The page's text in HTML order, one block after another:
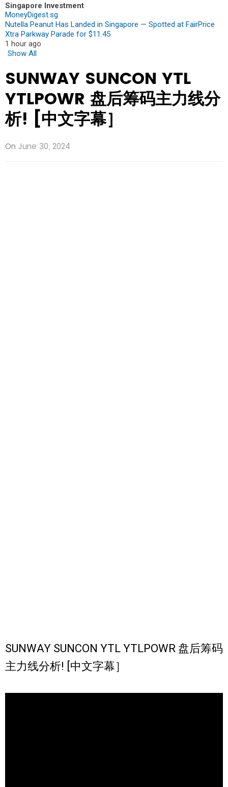
Singapore Investment
MoneyDigest.sg
Nutella Peanut Has Landed in Singapore — Spotted at FairPrice
Xtra Parkway Parade for $11.45
1 hour ago
Show All
SUNWAY SUNCON YTL
YTLPOWR 盘后筹码主力线分
析! [中文字幕］
On June 30, 2024
SUNWAY SUNCON YTL YTLPOWR 盘后筹码
主力线分析! [中文字幕］